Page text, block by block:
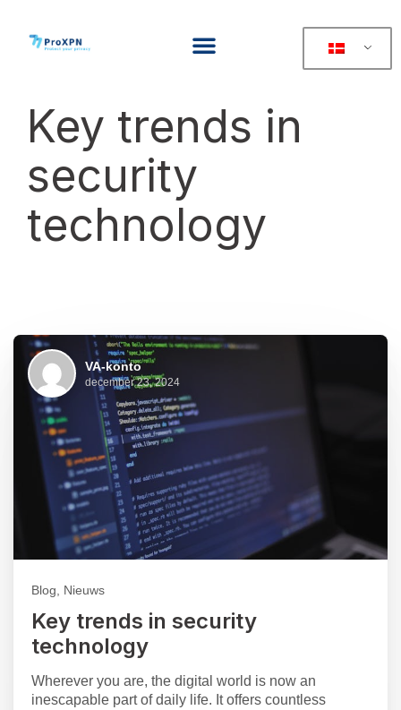
Key trends in
security
technology
VA-konto
december 23, 2024
Blog, Nieuws
Key trends in security
technology
Wherever you are, the digital world is now an
inescapable part of daily life. It offers countless